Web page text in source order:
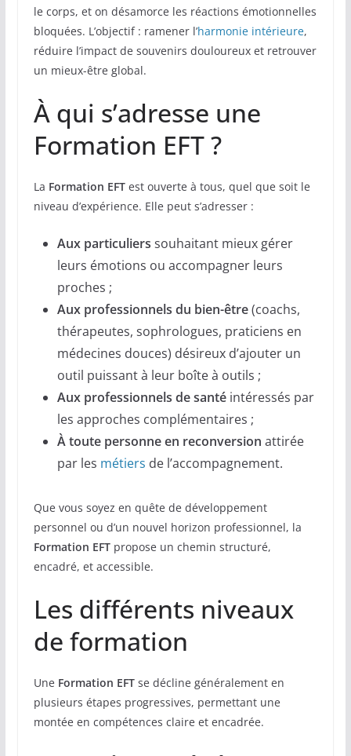
le corps, et on désamorce les réactions émotionnelles
bloquées. L’objectif : ramener l’harmonie intérieure,
réduire l’impact de souvenirs douloureux et retrouver
un mieux-être global.
À qui s’adresse une
Formation EFT ?
La Formation EFTest ouverte à tous, quel que soit le
niveau d’expérience. Elle peut s’adresser :
Aux particuliers souhaitant mieux gérer
leurs émotions ou accompagner leurs
proches ;
Aux professionnels du bien-être(coachs,
thérapeutes, sophrologues, praticiens en
médecines douces) désireux d’ajouter un
outil puissant à leur boîte à outils ;
Aux professionnels de santéintéressés par
les approches complémentaires ;
À toute personne en reconversion attirée
par les métiers de l’accompagnement.
Que vous soyez en quête de développement
personnel ou d’un nouvel horizon professionnel, la
Formation EFTpropose un chemin structuré,
encadré, et accessible.
Les différents niveaux
de formation
Une Formation EFTse décline généralement en
plusieurs étapes progressives, permettant une
montée en compétences claire et encadrée.